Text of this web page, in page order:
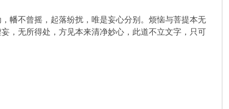
幡不曾摇，起落纷扰，唯是妄心分别。烦恼与菩提本无
，无所得处，方见本来清净妙心，此道不立文字，只可